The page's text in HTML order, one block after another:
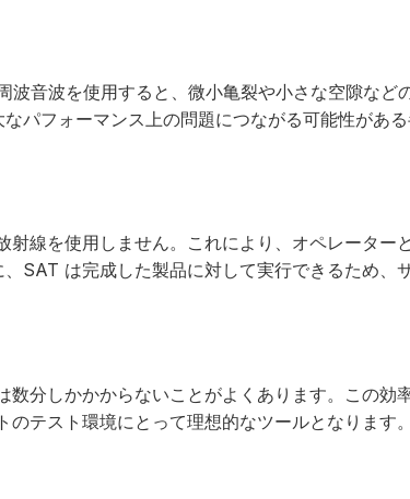
音波を使用すると、微小亀裂や小さな空隙など
パフォーマンス上の問題につながる可能性があ
線を使用しません。これにより、オペレーター
SAT は完成した製品に対して実行できるため、
分しかかからないことがよくあります。この効率
テスト環境にとって理想的なツールとなります。